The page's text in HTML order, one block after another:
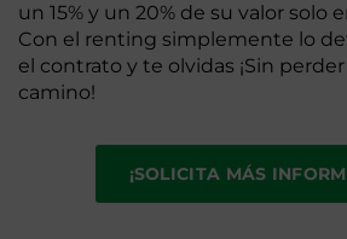
un 15% y un 20% de su valor solo
Con el renting simplemente lo
el contrato y te olvidas ¡Sin
camino!
¡SOLICITA MÁS